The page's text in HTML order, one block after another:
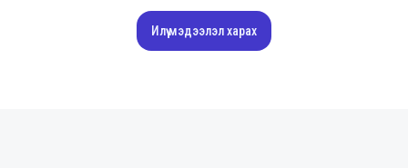
Илүү мэдээлэл харах